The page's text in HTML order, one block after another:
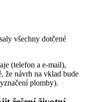
všechny dotčené
(telefon a e-mail),
že návrh na vklad bude
plomby).